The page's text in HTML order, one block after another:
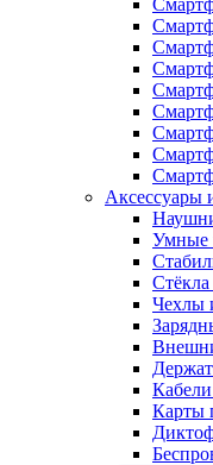
Аксессуары
Умные
Чехлы
Карты